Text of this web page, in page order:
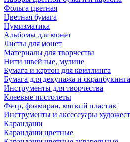
Фольга цветная
Цветная бумага
Нумизматика
Альбомы для монет
Листы для монет
Материалы для творчества
Нити швейные, мулине
Бумага и картон для квиллинга
Бумага для декупажа и скрапбукинга
Инструменты для творчества
Клеевые пистолеты
Фетр, фоамиран, мягкий пластик
Инструменты и аксессуары
Карандаши
Карандаши цветные